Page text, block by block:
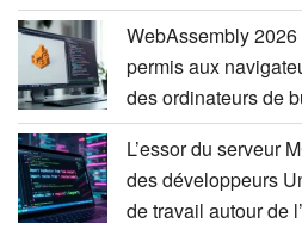
WebAssembly
permis aux
des ordinateurs de
L’essor du serveur
des développeurs
de travail autour de